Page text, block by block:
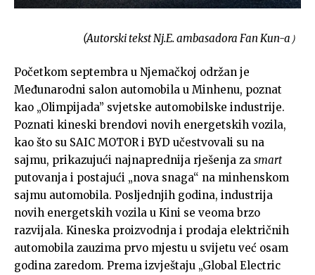
(Autorski tekst Nj.E. ambasadora Fan Kun-a）
Početkom septembra u Njemačkoj održan je
Međunarodni salon automobila u Minhenu, poznat
kao „Olimpijada” svjetske automobilske industrije.
Poznati kineski brendovi novih energetskih vozila,
kao što su SAIC MOTOR i BYD učestvovali su na
sajmu, prikazujući najnaprednija rješenja za smart
putovanja i postajući „nova snaga“ na minhenskom
sajmu automobila. Posljednjih godina, industrija
novih energetskih vozila u Kini se veoma brzo
razvijala. Kineska proizvodnja i prodaja električnih
automobila zauzima prvo mjestu u svijetu već osam
godina zaredom. Prema izvještaju „Global Electric